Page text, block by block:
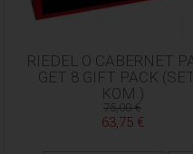
RIEDEL O CABERNET
GET 8 GIFT PACK
KOM.)
75,00 €
63,75 €